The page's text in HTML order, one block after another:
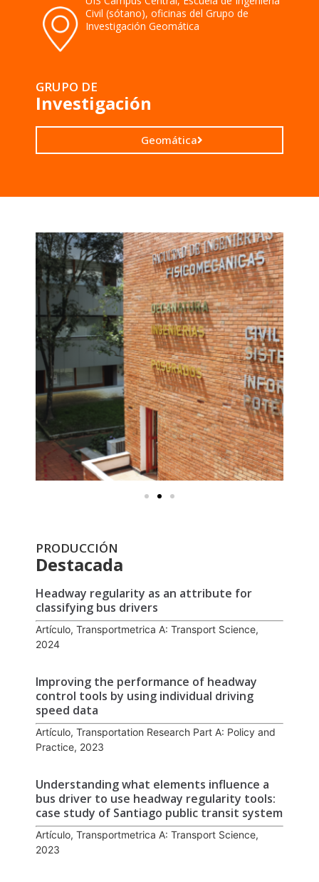
Civil (sótano), oficinas del Grupo de
Investigación Geomática
GRUPO DE
Investigación
Geomática
PRODUCCIÓN
Destacada
Headway regularity as an attribute for
classifying bus drivers
Artículo, Transportmetrica A: Transport Science,
2024
Improving the performance of headway
control tools by using individual driving
speed data
Artículo, Transportation Research Part A: Policy and
Practice, 2023
Understanding what elements influence a
bus driver to use headway regularity tools:
case study of Santiago public transit system
Artículo, Transportmetrica A: Transport Science,
2023